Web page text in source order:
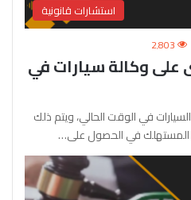
استشارات قانونية
2٬803
وكالة سيارات في
في الوقت الحالي، ويتم ذلك
في الحصول على…